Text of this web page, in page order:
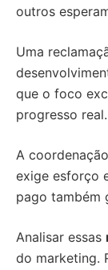
outros
Uma
que o foco
progresso real.
A
exige esforço
pago também
Analisar essas
do marketing.